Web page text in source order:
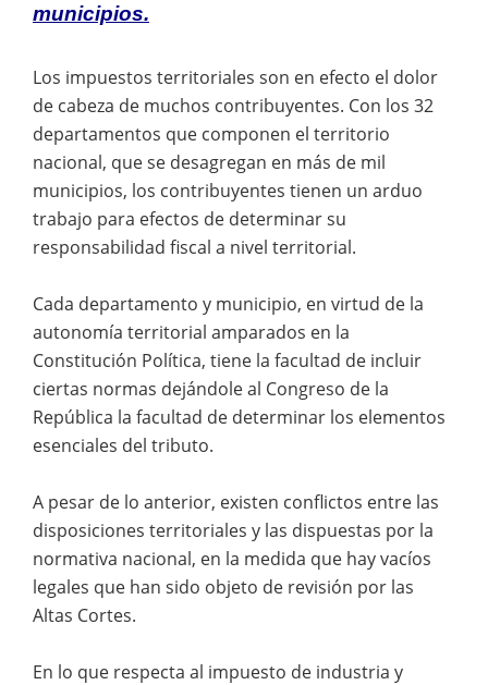
municipios.
Los impuestos territoriales son en efecto el dolor
de cabeza de muchos contribuyentes. Con los 32
departamentos que componen el territorio
nacional, que se desagregan en más de mil
municipios, los contribuyentes tienen un arduo
trabajo para efectos de determinar su
responsabilidad fiscal a nivel territorial.
Cada departamento y municipio, en virtud de la
autonomía territorial amparados en la
Constitución Política, tiene la facultad de incluir
ciertas normas dejándole al Congreso de la
República la facultad de determinar los elementos
esenciales del tributo.
A pesar de lo anterior, existen conflictos entre las
disposiciones territoriales y las dispuestas por la
normativa nacional, en la medida que hay vacíos
legales que han sido objeto de revisión por las
Altas Cortes.
En lo que respecta al impuesto de industria y